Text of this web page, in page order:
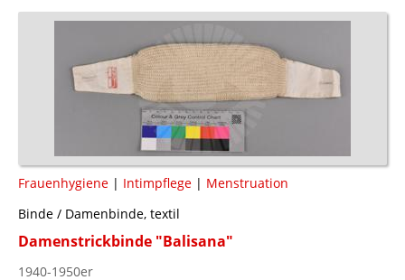
Frauenhygiene | Intimpflege | Menstruation
Binde / Damenbinde, textil
Damenstrickbinde "Balisana"
1940-1950er